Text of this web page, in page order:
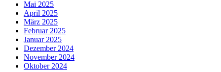
Mai 2025
April 2025
März 2025
Februar 2025
Januar 2025
Dezember 2024
November 2024
Oktober 2024